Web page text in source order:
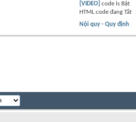
[VIDEO] code is Bật
HTML code đang Tắt
Nội quy - Quy định